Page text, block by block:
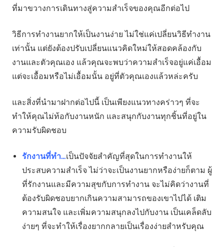
ที่มาขวางการเดินทางสู่ความสำเร็จของคุณอีกต่อไป
วิธีการทำงานยากให้เป็นงานง่าย ไม่ใช่แค่เปลี่ยนวิธีทำงาน
เท่านั้น แต่ยังต้องปรับเปลี่ยนแนวคิดใหม่ให้สอดคล้องกับ
งานและตัวคุณเอง แล้วคุณจะพบว่าความสำเร็จอยู่แค่เอื้อม
แต่จะเอื้อมหรือไม่เอื้อมนั้น อยู่ที่ตัวคุณเองแล้วหล่ะครับ
และสิ่งที่นำมาฝากต่อไปนี้ เป็นเพียงแนวทางคร่าวๆ ที่จะ
ทำให้คุณไม่ท้อกับงานหนัก และสนุกกับงานทุกชิ้นที่อยู่ใน
ความรับผิดชอบ
รักงานที่ทำ…เป็นปัจจัยสำคัญที่สุดในการทำงานให้
ประสบความสำเร็จ ไม่ว่าจะเป็นงานยากหรือง่ายก็ตาม ผู้
ที่รักงานและมีความสุขกับการทำงาน จะไม่คิดว่างานที่
ต้องรับผิดชอบยากเกินความสามารถของเขาไปได้ เติม
ความสนใจ และเพิ่มความสนุกลงไปกับงาน เป็นเคล็ดลับ
ง่ายๆ ที่จะทำให้เรื่องยากกลายเป็นเรื่องง่ายสำหรับคุณ